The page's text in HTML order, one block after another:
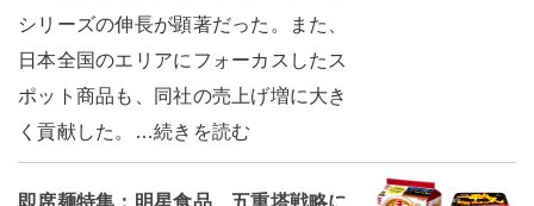
シリーズの伸長が顕著だった。また、
日本全国のエリアにフォーカスしたス
ポット商品も、同社の売上げ増に大き
く貢献した。…続きを読む
即席麺特集：明星食品 五重塔戦略に